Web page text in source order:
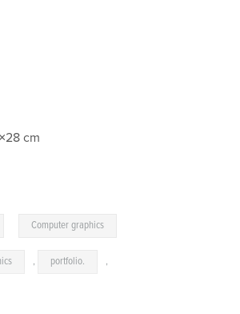
cm
Computer graphics
, portfolio. ,